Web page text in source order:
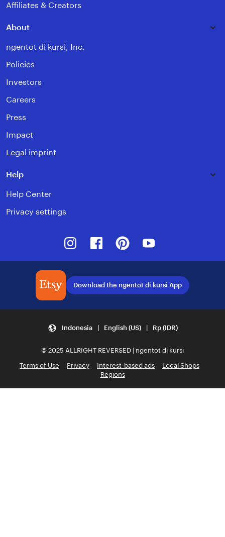
Affiliates & Creators
About
ngentot di kursi, Inc.
Policies
Investors
Careers
Press
Impact
Legal imprint
Help
Help Center
Privacy settings
InstagramFacebookPinterest
Download the ngentot di kursi App
Indonesia | English (US) | Rp (IDR)
© 2025 ALLRIGHT REVERSED | ngentot di kursi
Terms of Use
Privacy Interest-based ads
Local Shops
Regions